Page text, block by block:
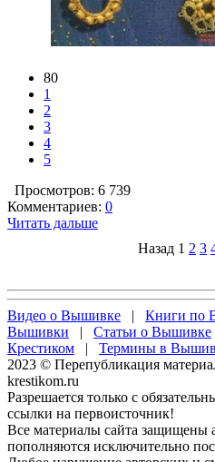
80
1
2
3
4
5
Просмотров: 6 739
Комментариев: 0
Читать дальше
Назад 1 2 3
Видео о Вышивке | Книги по
Вышивки | Статьи о Вышивке
Крестиком | Термины в
2023 © Перепубликация
krestikom.ru
Разрешается только с
ссылки на первоисточник!
Все материалы сайта защищены
пополняются исключительно